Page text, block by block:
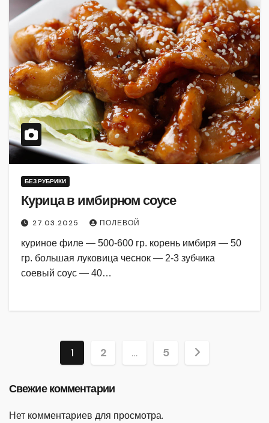
БЕЗ РУБРИКИ
Курица в имбирном соусе
27.03.2025 ПОЛЕВОЙ
куриное филе — 500-600 гр. корень имбиря — 50
гр. большая луковица чеснок — 2-3 зубчика
соевый соус — 40…
Пагинация
1 2 … 5
Свежие комментарии
Нет комментариев для просмотра.